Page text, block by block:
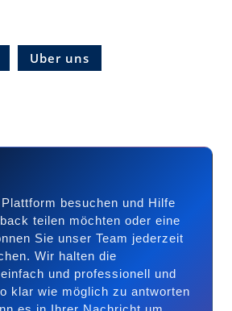
Uber uns
besuchen und Hilfe
teilen möchten oder eine
Sie unser Team jederzeit
Wir halten die
und professionell und
klar wie möglich zu antworten